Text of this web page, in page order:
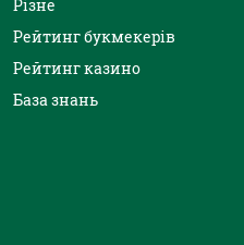
Різне
Рейтинг букмекерів
Рейтинг казино
База знань